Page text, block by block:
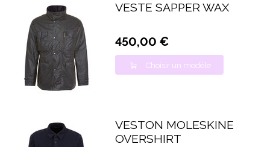
VESTE SAPPER WAX
450,00 €
Choisir un modèle
VESTON MOLESKINE
OVERSHIRT